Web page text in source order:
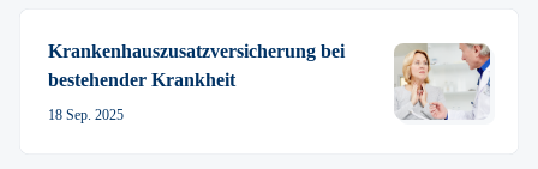
Krankenhauszusatz­versicherung bei
bestehender Krankheit
18 Sep. 2025